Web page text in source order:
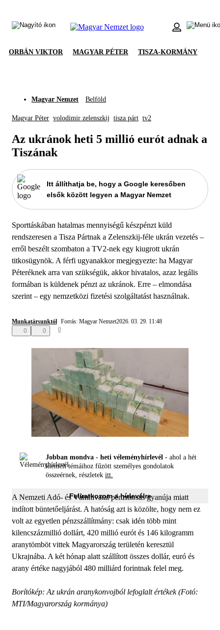
ORBÁN VIKTOR MAGYAR PÉTER TISZA-KORMÁNY
Magyar Nemzet Belföld
Magyar Péter volodimir zelenszkij tisza párt tv2
Az ukránok heti 5 millió eurót adnak a
Tiszának
Itt állíthatja be, hogy a Google keresőben
elsők között legyen a Magyar Nemzet
Sporttáskában hatalmas mennyiségű készpénzt küld
rendszeresen a Tisza Pártnak a Zelenszkij-féle ukrán vezetés –
erről beszélt szombaton a TV2-nek egy kiugrott ukrán
titkosügynök. A férfi ugyanakkor megjegyezte: ha Magyar
Péteréknek arra van szükségük, akkor hivatalos, azaz legális
formában is küldenek pénzt az ukránok. Erre – elmondása
szerint – egy nemzetközi fizetési szolgáltatást használnak.
Munkatársunktól Forrás: Magyar Nemzet2026. 03. 29. 11:48
0
0 0
Jobban mondva - heti véleményhírlevél - ahol a hét
kiemelt témáihoz fűzött személyes gondolatok
összeérnek, részletek itt.
Feliratkozom a hírlevélre
A Nemzeti Adó- és Vámhivatal pénzmosás gyanúja miatt
indított büntetőeljárást. A hatóság azt is közölte, hogy nem ez
volt az egyetlen pénzszállítmány: csak idén több mint
kilencszázmillió dollárt, 420 millió eurót és 146 kilogramm
aranytömböt vittek Magyarország területén keresztül
Ukrajnába. A két hónap alatt szállított összes dollár, euró és
arany értéke nagyjából 480 milliárd forintnak felel meg.
Borítókép: Az ukrán aranykonvojból lefoglalt értékek (Fotó:
MTI/Magyarország kormánya)